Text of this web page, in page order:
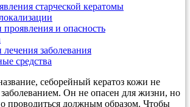
старческой кератомы
и опасность
заболевания
средства
себорейный кератоз кожи не
заболеванием. Он не опасен для жизни, но
проводиться должным образом. Чтобы